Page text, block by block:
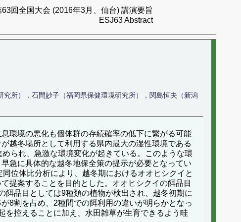
63回全国大会 (2016年3月、仙台) 講演要旨
ESJ63 Abstract
所），石間妙子（福岡県保健環境研究所），関島恒夫（新潟
環境の悪化も個体群の存続確率の低下に繋がる可能
越冬場所として利用する県内最大の湿性環境である
られ、急激な環境変化が起きている。このような環
急に具体的な越冬地保全策の提示が必要となってい
位体比分析により、越冬期におけるオオヒシクイと
提案することを目的とした。オオヒシクイの餌品目
品目としては9種類の植物が検出され、越冬初期に
8割を占め、2種間での餌利用の違いが明らかとなっ
を控えることに加え、水田雑草が生育できるよう畦